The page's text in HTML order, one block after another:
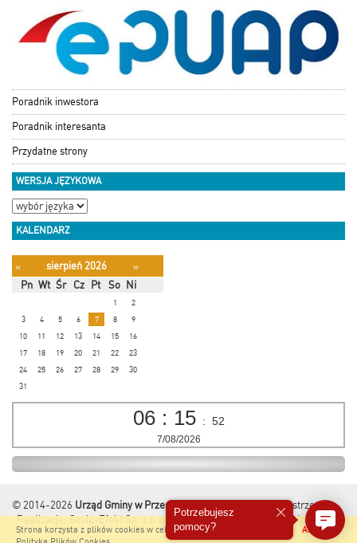
Poradnik inwestora
Poradnik interesanta
Przydatne strony
WERSJA JĘZYKOWA
KALENDARZ
« sierpień 2026
»
Pn Wt Śr Cz Pt So Ni
1
2
3
4 5 6 7 8
9
10
11 12 13 14 15
16
17
18 19 20 21 22
23
24
25 26 27 28 29
30
31
06 : 15 : 53
7/08/2026
Akceptuję
Strona korzysta z plików cookies w celu realizacji usług i zgodnie z
© 2014-2026 Urząd Gminy w Przesmykach
Wszelkie Prawa Zastrzeżone.
Realizacja:Szulc-Efekt Sp. z o.o. & www.gmina.pl Marcom Interactive
Potrzebujesz
pomocy?